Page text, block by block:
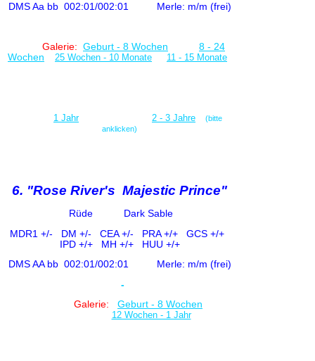
DMS Aa bb002:01/002:01 Merle: m/m (frei)
Galerie: Geburt - 8 Wochen
8 - 24
Wochen
25 Wochen - 10 Monate 11 - 15 Monate
1 Jahr 2 - 3 Jahre
(bitte
anklicken)
6. "Rose River's Majestic Prince"
Rüde
Dark Sable
MDR1 +/- DM +/- CEA +/-
PRA +/+ GCS +/+
IPD +/+MH +/+ HUU +/+
DMS AA bb002:01/002:01
Merle: m/m (frei)
-
Galerie: Geburt - 8 Wochen
12 Wochen - 1 Jahr